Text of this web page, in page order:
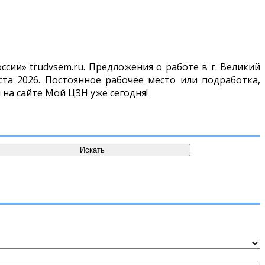
trudvsem.ru. Предложения о работе в г. Великий
2026. Постоянное рабочее место или подработка,
сайте Мой ЦЗН уже сегодня!